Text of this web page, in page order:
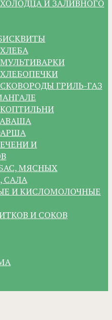
И ЗАЛИВНОГО
ГРИЛЬ-ГАЗ
И
МЯСНЫХ
САЛА
И КИСЛОМОЛОЧНЫЕ
И СОКОВ